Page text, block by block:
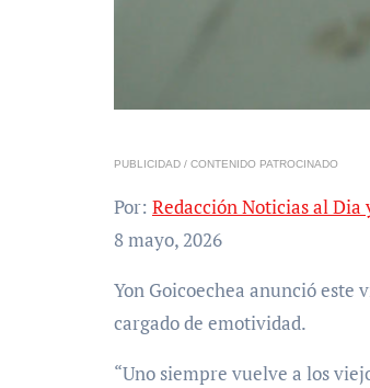
PUBLICIDAD / CONTENIDO PATROCINADO
Por: Redacción Noticias al Dia
8 mayo, 2026
Yon Goicoechea anunció este viernes 8 de mayo su regreso a Venezuela y lo hizo con un mensaje
cargado de emotividad.
“Uno siempre vuelve a los